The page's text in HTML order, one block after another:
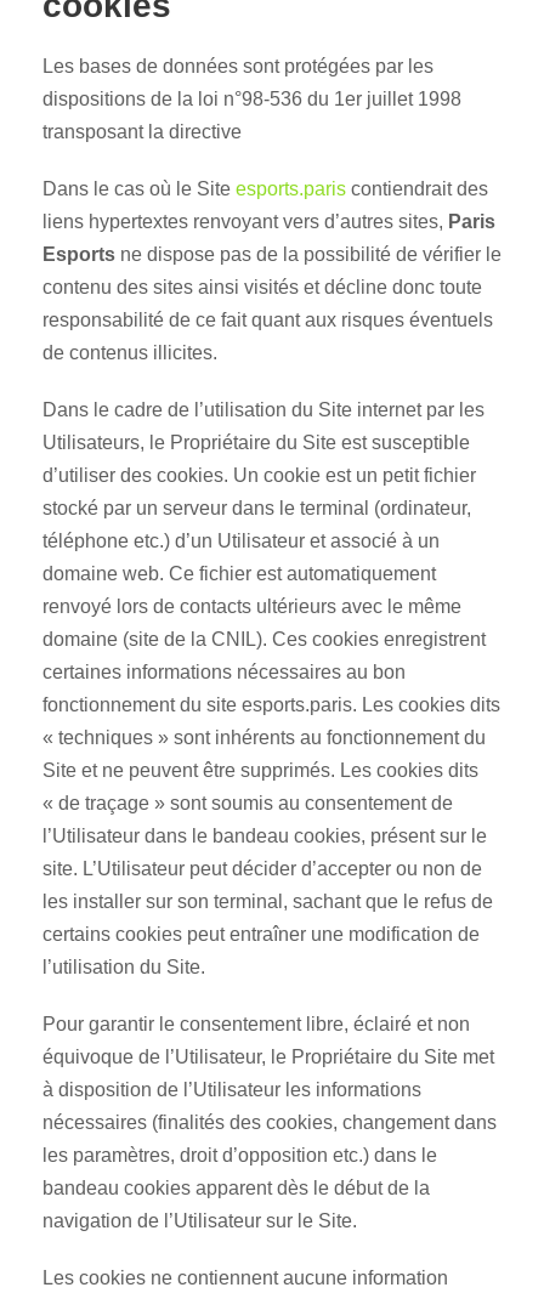
Les bases de données sont protégées par les
dispositions de la loi n°98-536 du 1er juillet 1998
transposant la directive
Dans le cas où le Site esports.paris contiendrait des
liens hypertextes renvoyant vers d’autres sites, Paris
Esports ne dispose pas de la possibilité de vérifier le
contenu des sites ainsi visités et décline donc toute
responsabilité de ce fait quant aux risques éventuels
de contenus illicites.
Dans le cadre de l’utilisation du Site internet par les
Utilisateurs, le Propriétaire du Site est susceptible
d’utiliser des cookies. Un cookie est un petit fichier
stocké par un serveur dans le terminal (ordinateur,
téléphone etc.) d’un Utilisateur et associé à un
domaine web. Ce fichier est automatiquement
renvoyé lors de contacts ultérieurs avec le même
domaine (site de la CNIL). Ces cookies enregistrent
certaines informations nécessaires au bon
fonctionnement du site esports.paris. Les cookies dits
« techniques » sont inhérents au fonctionnement du
Site et ne peuvent être supprimés. Les cookies dits
« de traçage » sont soumis au consentement de
l’Utilisateur dans le bandeau cookies, présent sur le
site. L’Utilisateur peut décider d’accepter ou non de
les installer sur son terminal, sachant que le refus de
certains cookies peut entraîner une modification de
l’utilisation du Site.
Pour garantir le consentement libre, éclairé et non
équivoque de l’Utilisateur, le Propriétaire du Site met
à disposition de l’Utilisateur les informations
nécessaires (finalités des cookies, changement dans
les paramètres, droit d’opposition etc.) dans le
bandeau cookies apparent dès le début de la
navigation de l’Utilisateur sur le Site.
Les cookies ne contiennent aucune information